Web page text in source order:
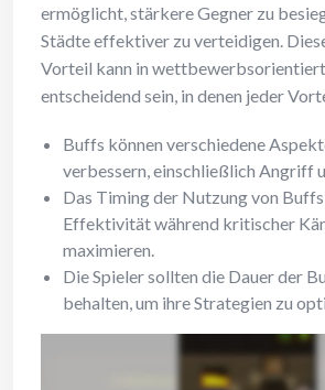
ermöglicht, stärkere Gegner zu
Städte effektiver zu verteidigen.
Vorteil kann in
entscheidend sein, in denen jeder
Buffs können verschiedene
verbessern, einschließlich Angriff
Das Timing der Nutzung von
Effektivität während kritischer
maximieren.
Die Spieler sollten die Dauer der
behalten, um ihre Strategien zu